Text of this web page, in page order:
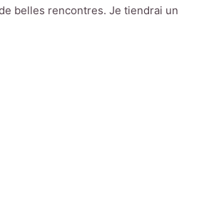
belles rencontres. Je tiendrai un